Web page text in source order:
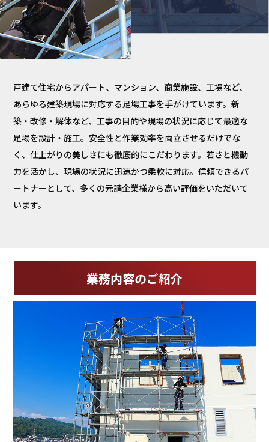
戸建て住宅からアパート、マンション、商業施設、工場など、
あらゆる建築現場に対応する足場工事を手がけています。新
築・改修・解体など、工事の目的や現場の状況に応じて最適な
足場を設計・施工。安全性と作業効率を両立させるだけでな
く、仕上がりの美しさにも徹底的にこだわります。若さと機動
力を活かし、現場の状況に迅速かつ柔軟に対応。信頼できるパ
ートナーとして、多くの元請企業様から高い評価をいただいて
います。
業務内容のご紹介